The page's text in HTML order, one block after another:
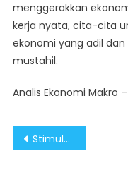
menggerakkan
kerja nyata, cita-cita
ekonomi yang adil
mustahil.
Analis Ekonomi Makro
Post
Stimulus Ekonomi Berdampak Positif terhadap Kebiasaan Menabung Masyarakat